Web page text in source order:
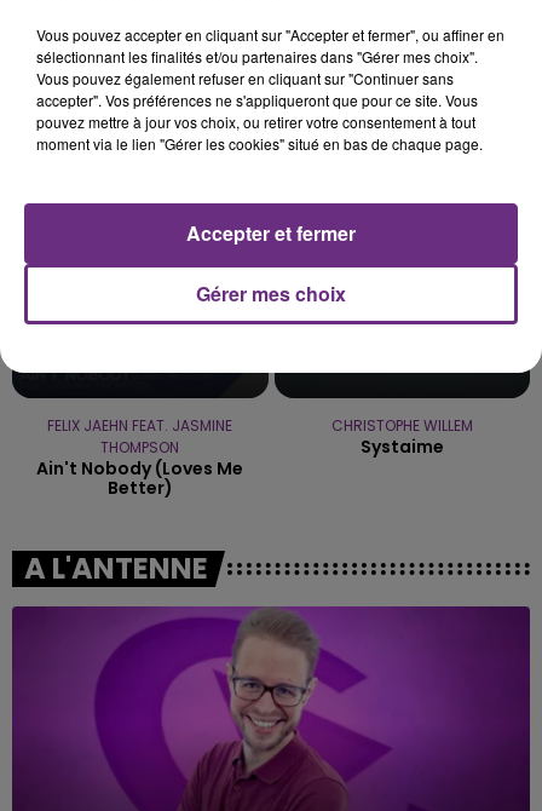
ADELE CASTILLON
Ete Avec Toi
ROSA LINN
Snap
FELIX JAEHN FEAT. JASMINE
THOMPSON
Ain't Nobody (loves Me
Better)
CHRISTOPHE WILLEM
Systaime
A L'ANTENNE
Vous pouvez accepter en cliquant sur "Accepter et fermer", ou affiner en
sélectionnant les finalités et/ou partenaires dans "Gérer mes choix".
Vous pouvez également refuser en cliquant sur "Continuer sans
accepter". Vos préférences ne s'appliqueront que pour ce site. Vous
pouvez mettre à jour vos choix, ou retirer votre consentement à tout
moment via le lien "Gérer les cookies" situé en bas de chaque page.
Gérer mes choix
Accepter et fermer